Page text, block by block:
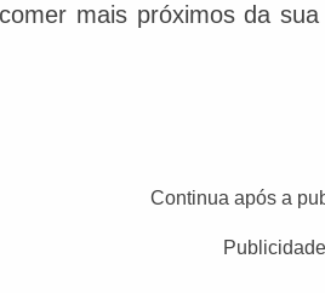
mais próximos da
Continua após a
Publicidade